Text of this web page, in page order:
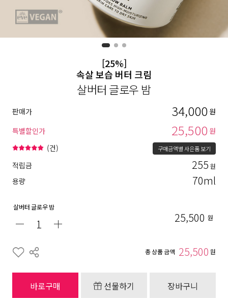
[25%]
속살 보습 버터 크림
살버터 글로우 밤
판매가 34,000 원
특별할인가
25,500 원
(건) 구매금액별 사은품 보기
적립금 255 원
용량 70ml
살버터 글로우 밤
25,500 원
총 상품 금액 25,500 원
바로구매 선물하기 장바구니